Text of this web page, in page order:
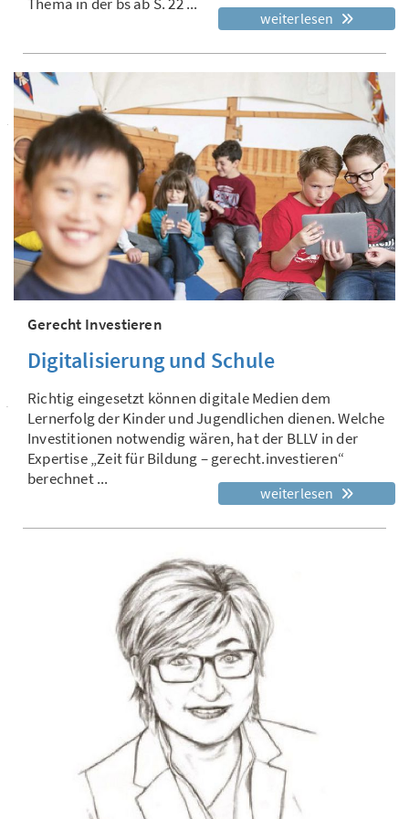
weiterlesen
Gerecht Investieren
Digitalisierung und Schule
Richtig eingesetzt können digitale Medien dem
Lernerfolg der Kinder und Jugendlichen dienen. Welche
Investitionen notwendig wären, hat der BLLV in der
Expertise „Zeit für Bildung – gerecht.investieren“
berechnet ...
weiterlesen